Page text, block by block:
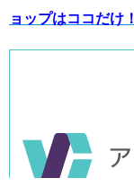
ョップはココだけ！